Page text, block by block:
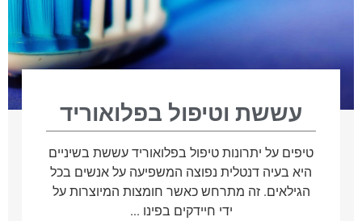
עששת וטיפול בפלואוריד
טיפים על יתרונות טיפול בפלואוריד עששת בשיניים
היא בעיה דנטלית נפוצה המשפיעה על אנשים בכל
הגילאים. זה מתרחש כאשר חומצות המיוצרות על
ידי חיידקים בפינו ...